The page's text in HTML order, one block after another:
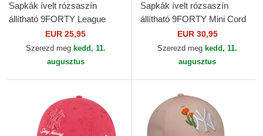
Sapkák ívelt rózsaszín
állítható 9FORTY League
Essential New York Yankees
MLB New Era
EUR 25,95
Szerezd meg kedd, 11.
augusztus
Sapkák ívelt rózsaszín
állítható 9FORTY Mini Cord
Los Angeles Dodgers MLB
New Era
EUR 30,95
Szerezd meg kedd, 11.
augusztus